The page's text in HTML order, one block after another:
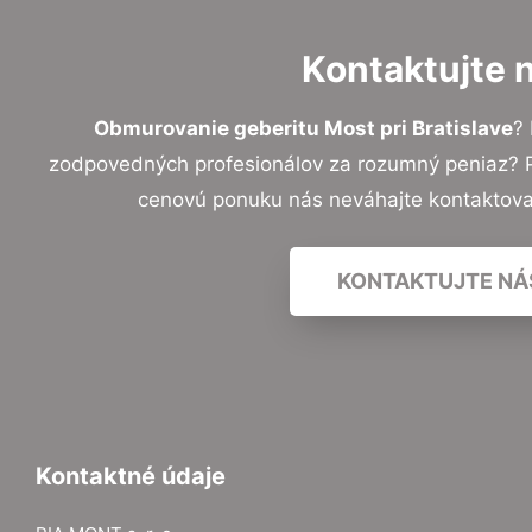
Kontaktujte
Obmurovanie geberitu Most pri Bratislave?
zodpovedných profesionálov za rozumný peniaz?
cenovú ponuku nás neváhajte
KONTAKTUJTE
Kontaktné údaje